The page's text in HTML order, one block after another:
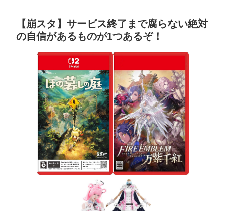
【崩スタ】サービス終了まで腐らない絶対
の自信があるものが1つあるぞ！